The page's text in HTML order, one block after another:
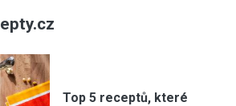
Top 5 receptů, které